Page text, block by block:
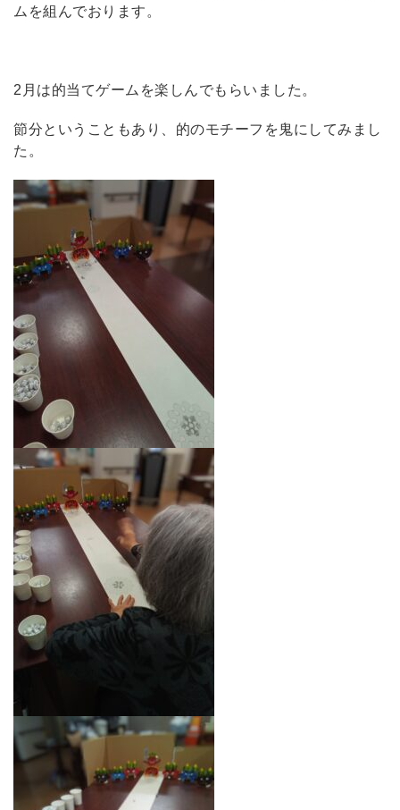
ムを組んでおります。
2月は的当てゲームを楽しんでもらいました。
節分ということもあり、的のモチーフを鬼にしてみまし
た。